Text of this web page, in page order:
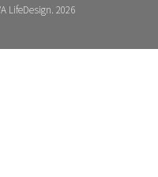
LifeDesign. 2026